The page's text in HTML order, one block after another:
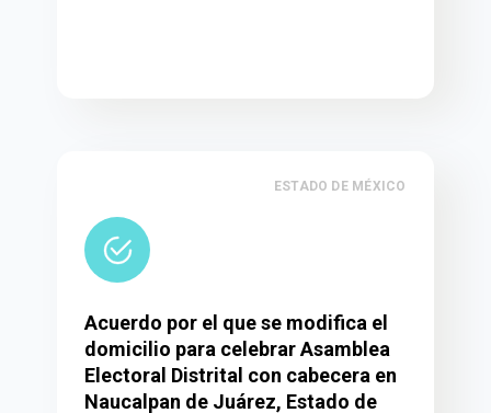
ESTADO DE MÉXICO
Acuerdo por el que se modifica el
domicilio para celebrar Asamblea
Electoral Distrital con cabecera en
Naucalpan de Juárez, Estado de